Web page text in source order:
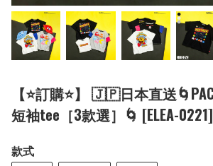
【⭐訂購⭐】 🇯🇵日本直送
短袖tee［3款選］🌀 [ELEA-
款式